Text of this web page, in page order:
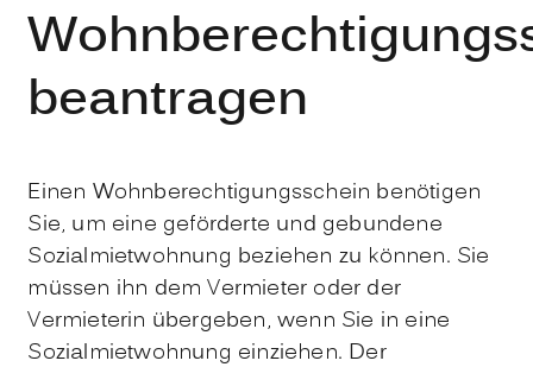
beantragen
Einen Wohnberechtigungsschein benötigen
Sie, um eine geförderte und gebundene
Sozialmietwohnung beziehen zu können. Sie
müssen ihn dem Vermieter oder der
Vermieterin übergeben, wenn Sie in eine
Sozialmietwohnung einziehen. Der